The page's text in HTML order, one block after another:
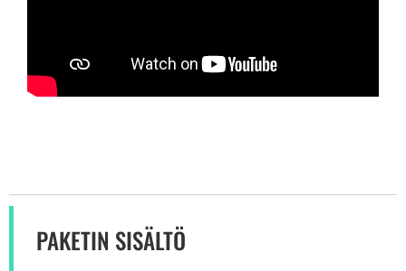
PAKETIN SISÄLTÖ